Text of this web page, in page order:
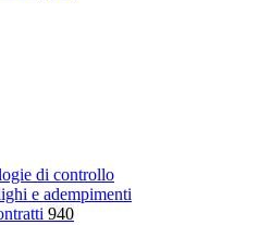
di controllo
e adempimenti
940